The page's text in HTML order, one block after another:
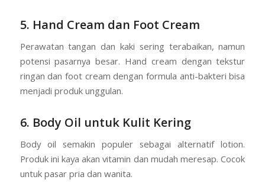
5. Hand Cream dan Foot Cream
Perawatan tangan dan kaki sering terabaikan, namun
potensi pasarnya besar. Hand cream dengan tekstur
ringan dan foot cream dengan formula anti-bakteri bisa
menjadi produk unggulan.
6. Body Oil untuk Kulit Kering
Body oil semakin populer sebagai alternatif lotion.
Produk ini kaya akan vitamin dan mudah meresap. Cocok
untuk pasar pria dan wanita.